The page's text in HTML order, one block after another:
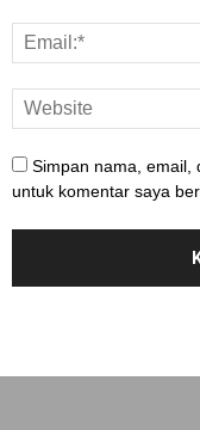
Simpan nama, email,
untuk komentar saya